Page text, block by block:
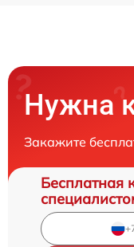
Нужна
Закажите
Бесплатная